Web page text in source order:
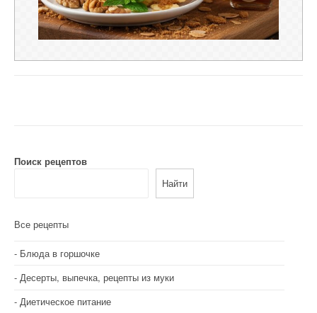
Поиск рецептов
Найти
Все рецепты
Блюда в горшочке
Десерты, выпечка, рецепты из муки
Диетическое питание